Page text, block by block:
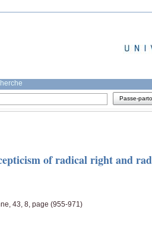
Passe-
of radical right and
43, 8, page (955-971)